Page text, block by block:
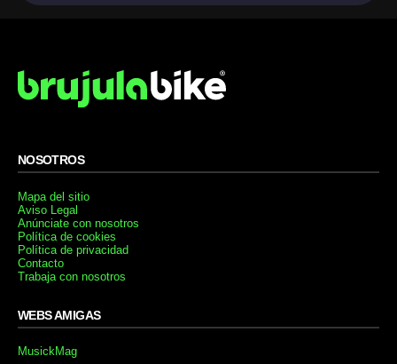
NOSOTROS
Mapa del sitio
Aviso Legal
Anúnciate con nosotros
Política de cookies
Política de privacidad
Contacto
Trabaja con nosotros
WEBS AMIGAS
MusickMag